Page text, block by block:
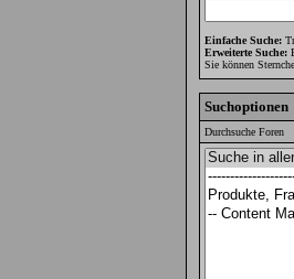
Einfache Suche:
Erweiterte Suche:
Sie können
Suchoptionen
Durchsuche Foren